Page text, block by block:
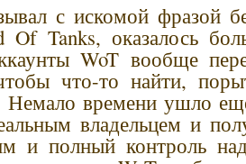
с искомой фразой
Of Tanks, оказалось
WoT вообще
что-то найти,
Немало времени ушло
владельцем и
и полный контроль